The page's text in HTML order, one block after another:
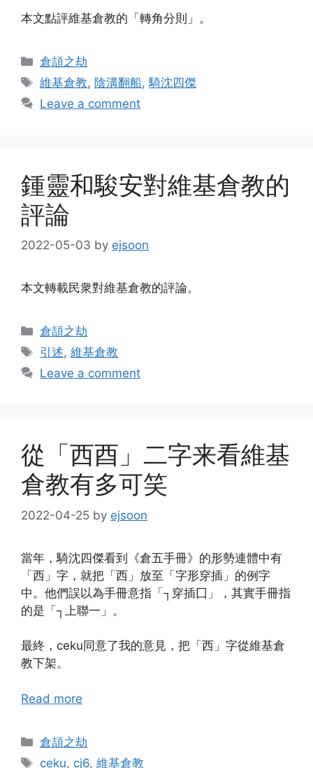
本文點評維基倉教的「轉角分則」。
Categories
倉頡之劫
Tags
維基倉教,陰溝翻船,騎沈四傑
Leave a comment
鍾靈和駿安對維基倉教的
評論
2022-05-03 by ejsoon
本文轉載民衆對維基倉教的評論。
Categories
倉頡之劫
Tags
引述,維基倉教
Leave a comment
從「西酉」二字来看維基
倉教有多可笑
2022-04-25 by ejsoon
當年，騎沈四傑看到《倉五手冊》的形勢連體中有
「西」字，就把「西」放至「字形穿插」的例字
中。他們誤以為手冊意指「┐ 穿插囗 」，其實手冊指
的是「┐ 上聯一 」。
最終，ceku同意了我的意見，把「西」字從維基倉
教下架。
Read more
Categories
倉頡之劫
Tags
ceku, cj6,維基倉教